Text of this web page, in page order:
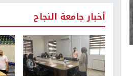
أخبار جامعة النجاح